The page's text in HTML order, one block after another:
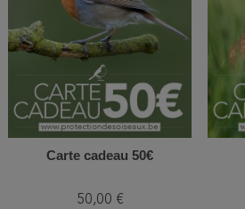
Carte cadeau 50€
50,00 €